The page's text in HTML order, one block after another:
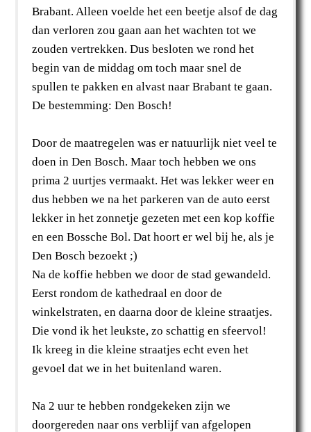
Brabant. Alleen voelde het een beetje alsof de dag
dan verloren zou gaan aan het wachten tot we
zouden vertrekken. Dus besloten we rond het
begin van de middag om toch maar snel de
spullen te pakken en alvast naar Brabant te gaan.
De bestemming: Den Bosch!
Door de maatregelen was er natuurlijk niet veel te
doen in Den Bosch. Maar toch hebben we ons
prima 2 uurtjes vermaakt. Het was lekker weer en
dus hebben we na het parkeren van de auto eerst
lekker in het zonnetje gezeten met een kop koffie
en een Bossche Bol. Dat hoort er wel bij he, als je
Den Bosch bezoekt ;)
Na de koffie hebben we door de stad gewandeld.
Eerst rondom de kathedraal en door de
winkelstraten, en daarna door de kleine straatjes.
Die vond ik het leukste, zo schattig en sfeervol!
Ik kreeg in die kleine straatjes echt even het
gevoel dat we in het buitenland waren.
Na 2 uur te hebben rondgekeken zijn we
doorgereden naar ons verblijf van afgelopen